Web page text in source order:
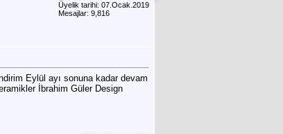
Üyelik tarihi: 07.Ocak.2019
Mesajlar: 9,816
Eylül ayı sonuna kadar devam
İbrahim Güler Design